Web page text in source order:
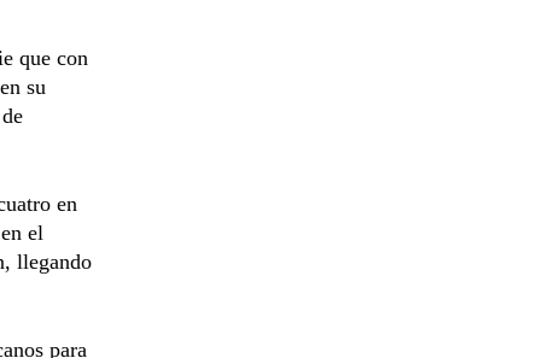
que con
su
en
el
llegando
para